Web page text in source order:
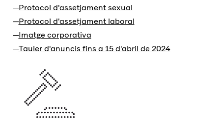
Protocol d'assetjament sexual
Protocol d'assetjament laboral
Imatge corporativa
Tauler d'anuncis fins a 15 d'abril de 2024